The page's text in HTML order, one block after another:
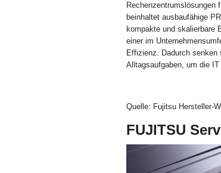
Rechenzentrumslösungen
beinhaltet ausbaufähige
kompakte und skalierbare
einer im
Effizienz. Dadurch
Alltagsaufgaben, um die
Quelle: Fujitsu Hersteller-
FUJITSU